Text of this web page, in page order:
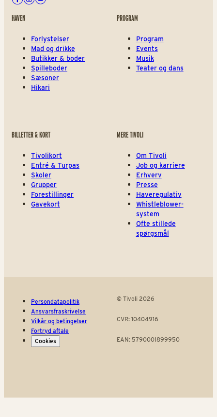
Facebook
Instagram
Youtube
HAVEN
Forlystelser
Mad og drikke
Butikker & boder
Spilleboder
Sæsoner
Hikari
PROGRAM
Program
Events
Musik
Teater og dans
BILLETTER & KORT
Tivolikort
Entré & Turpas
Skoler
Grupper
Forestillinger
Gavekort
MERE TIVOLI
Om Tivoli
Job og karriere
Erhverv
Presse
Haveregulativ
Whistleblower-
system
Ofte stillede
spørgsmål
Persondatapolitik
Ansvarsfraskrivelse
Vilkår og betingelser
Fortryd aftale
Cookies
© Tivoli 2026
CVR: 10404916
EAN: 5790001899950